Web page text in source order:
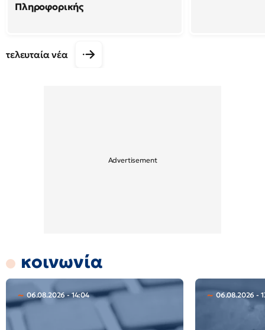
Πληροφορικής
τελευταία νέα
κοινωνία
06.08.2026 - 14:04 06.08.2026 -